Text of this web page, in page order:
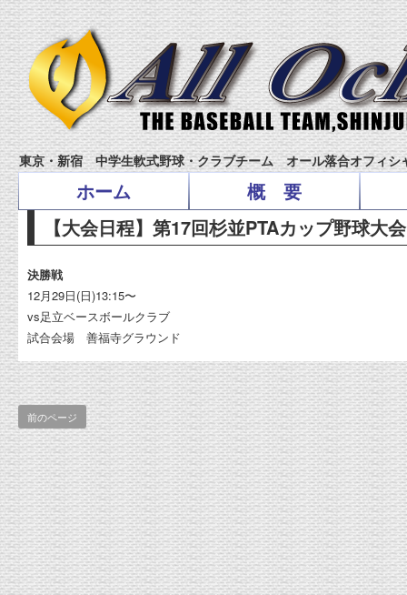
東京・新宿 中学生軟式野球・クラブチーム オール落合オフィシ
ホーム
概 要
【大会日程】第17回杉並PTAカップ野球大
決勝戦
12月29日(日)13:15〜
vs足立ベースボールクラブ
試合会場 善福寺グラウンド
前のページ